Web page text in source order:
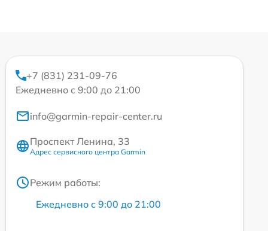
+7 (831) 231-09-76
Ежедневно с 9:00 до 21:00
info@garmin-repair-center.ru
Проспект Ленина, 33
Адрес сервисного центра Garmin
Режим работы:
Ежедневно с 9:00 до 21:00